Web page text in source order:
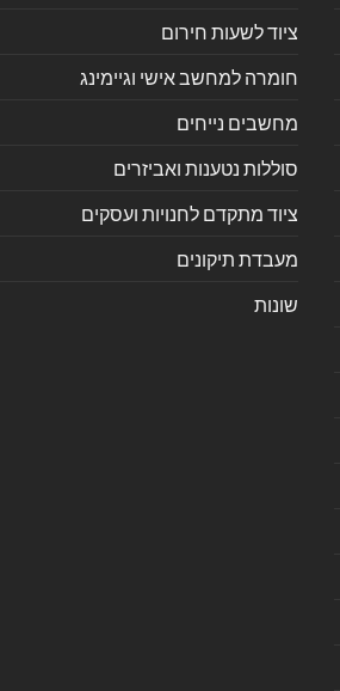
ציוד לשעות חירום
חומרה למחשב אישי וגיימינג
מחשבים נייחים
סוללות נטענות ואביזרים
ציוד מתקדם לחנויות ועסקים
מעבדת תיקונים
שונות